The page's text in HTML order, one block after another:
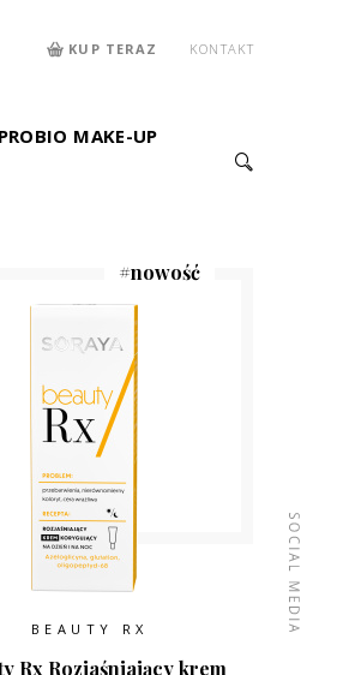
PROBIO MAKE-UP
KUP TERAZ KONTAKT
#nowość
BEAUTY RX
Rx Rozjaśniający krem